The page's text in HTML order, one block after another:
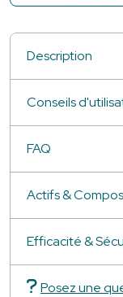
Description
Conseils
FAQ
Actifs &
Efficacité &
Posez une